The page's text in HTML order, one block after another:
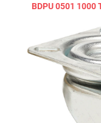
BDPU 0501 1000